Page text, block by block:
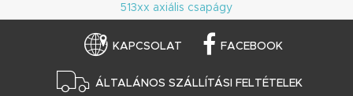
513xx axiális csapágy
KAPCSOLAT FACEBOOK
ÁLTALÁNOS SZÁLLÍTÁSI FELTÉTELEK